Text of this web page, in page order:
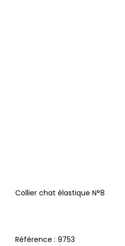
Collier chat élastique N°8
Référence : 9753